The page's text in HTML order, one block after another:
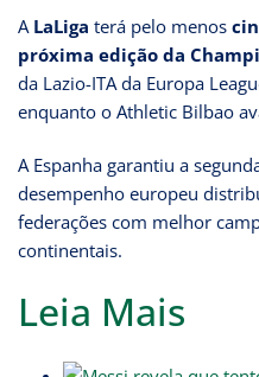
A LaLiga terá pelo menos
próxima edição da
da Lazio-ITA da Europa
enquanto o Athletic Bilbao
A Espanha garantiu a
desempenho europeu
federações com melhor
continentais.
Leia Mais